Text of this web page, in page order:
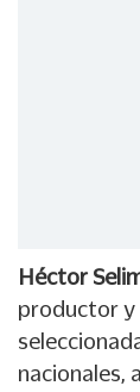
Héctor
productor y
nacionales,